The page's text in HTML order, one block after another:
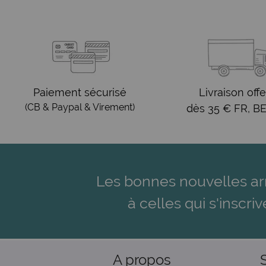
Paiement sécurisé
(CB & Paypal & Virement)
Livraison
dès 35 € FR,
Les bonnes nouvelles
à celles qui
A propos